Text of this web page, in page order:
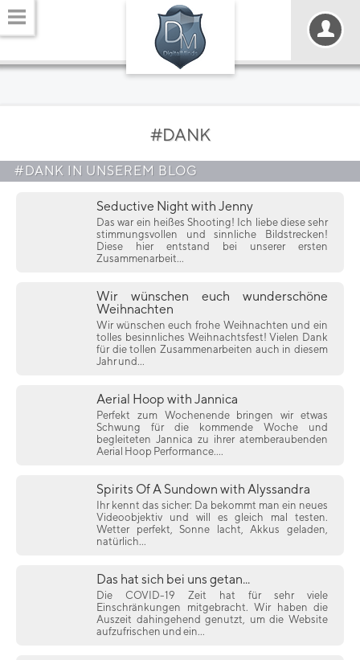
#DANK
#DANK IN UNSEREM BLOG
Seductive Night with Jenny
Das war ein heißes Shooting! Ich liebe diese sehr
stimmungsvollen und sinnliche Bildstrecken!
Diese hier entstand bei unserer ersten
Zusammenarbeit...
Wir wünschen euch wunderschöne
Weihnachten
Wir wünschen euch frohe Weihnachten und ein
tolles besinnliches Weihnachtsfest! Vielen Dank
für die tollen Zusammenarbeiten auch in diesem
Jahr und...
Aerial Hoop with Jannica
Perfekt zum Wochenende bringen wir etwas
Schwung für die kommende Woche und
begleiteten Jannica zu ihrer atemberaubenden
Aerial Hoop Performance....
Spirits Of A Sundown with Alyssandra
Ihr kennt das sicher: Da bekommt man ein neues
Videoobjektiv und will es gleich mal testen.
Wetter perfekt, Sonne lacht, Akkus geladen,
natürlich...
Das hat sich bei uns getan...
Die COVID-19 Zeit hat für sehr viele
Einschränkungen mitgebracht. Wir haben die
Auszeit dahingehend genutzt, um die Website
aufzufrischen und ein...